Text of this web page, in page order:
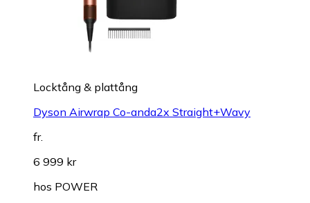
Locktång & plattång
Dyson Airwrap Co-anda2x Straight+Wavy
fr.
6 999 kr
hos POWER